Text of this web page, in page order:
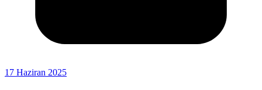
17 Haziran 2025